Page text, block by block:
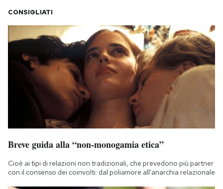
CONSIGLIATI
Breve guida alla “non-monogamia etica”
Cioè ai tipi di relazioni non tradizionali, che prevedono più partner
con il consenso dei coinvolti: dal poliamore all'anarchia relazionale